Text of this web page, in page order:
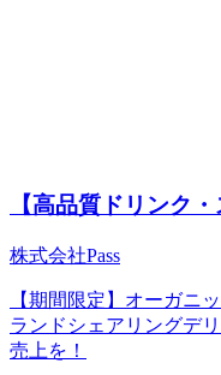
【高品質ドリンク
株式会社Pass
【期間限定】オーガニ
ランドシェアリングデ
売上を！